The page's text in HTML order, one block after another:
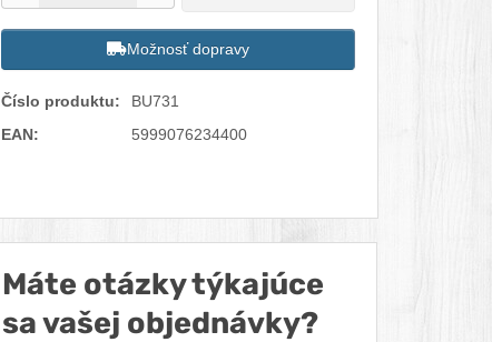
Možnosť dopravy
Číslo produktu:
BU731
EAN:
5999076234400
Máte otázky týkajúce
sa vašej objednávky?